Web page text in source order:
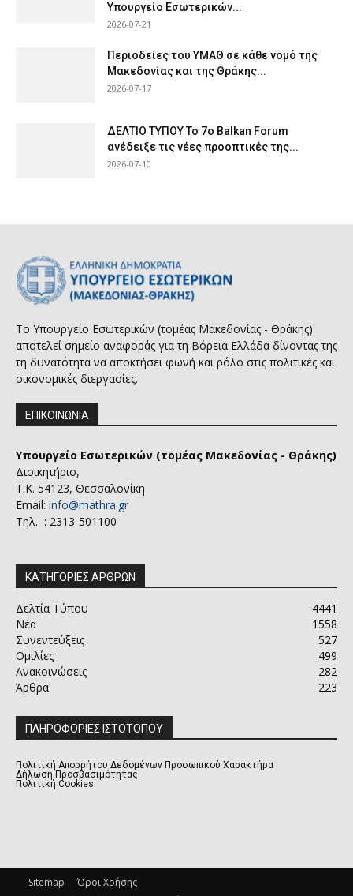
Υπουργείο Εσωτερικών...
2026-07-21
Περιοδείες του ΥΜΑΘ σε κάθε νομό της
Μακεδονίας και της Θράκης...
2026-07-17
ΔΕΛΤΙΟ ΤΥΠΟΥ Το 7ο Balkan Forum
ανέδειξε τις νέες προοπτικές της...
2026-07-10
Το Υπουργείο Εσωτερικών (τομέας Μακεδονίας - Θράκης)
αποτελεί σημείο αναφοράς για τη Βόρεια Ελλάδα δίνοντας της
τη δυνατότητα να αποκτήσει φωνή και ρόλο στις πολιτικές και
οικονομικές διεργασίες.
ΕΠΙΚΟΙΝΩΝΙΑ
Υπουργείο Εσωτερικών (τομέας Μακεδονίας - Θράκης)
Διοικητήριο,
Τ.Κ. 54123, Θεσσαλονίκη
Email: info@mathra.gr
Τηλ. : 2313-501100
ΚΑΤΗΓΟΡΙΕΣ ΑΡΘΡΩΝ
Δελτία Τύπου
4441
Νέα
1558
Συνεντεύξεις
527
Ομιλίες
499
Ανακοινώσεις
282
Άρθρα
223
ΠΛΗΡΟΦΟΡΙΕΣ ΙΣΤΟΤΟΠΟΥ
Πολιτική Απορρήτου Δεδομένων Προσωπικού Χαρακτήρα
Δήλωση Προσβασιμότητας
Πολιτική Cookies
Sitemap Όροι Χρήσης